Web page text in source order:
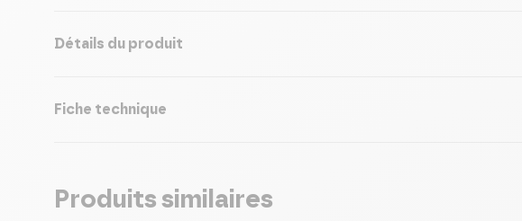
Détails du produit
Fiche technique
Produits similaires